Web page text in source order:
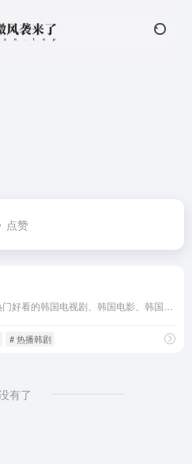
点赞
# 热播韩剧
有了